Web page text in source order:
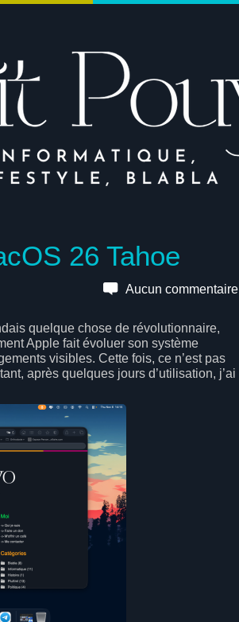
26 Tahoe
Aucun commentaire
quelque chose de révolutionnaire,
Apple fait évoluer son système
visibles. Cette fois, ce n’est pas
après quelques jours d’utilisation, j’ai